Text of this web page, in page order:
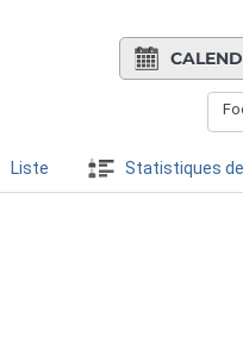
Liste Statistiques